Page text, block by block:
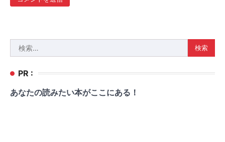
索:
PR :
あなたの読みたい本がここにある！